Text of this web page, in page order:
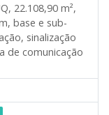
22.108,90 m²,
base e sub-
sinalização
de comunicação